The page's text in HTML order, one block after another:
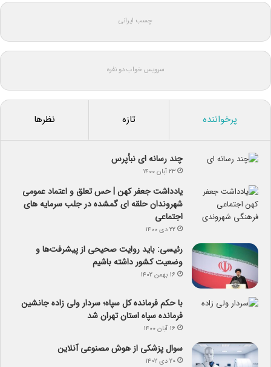
چسب ایرانی
سرویس خواب دو نفره
پرخواننده تازه نظرها
چند رسانه ای نبأپرس
۲۳ آبان ۱۴۰۰
یادداشت جعفر کهن | حس تعلق و اعتماد عمومی
شهروندان حلقه ای گمشده در جلب سرمایه های
اجتماعی
۲۲ دی ۱۴۰۰
رئیسی: باید روایت صحیحی از پیشرفت‌ها و
وضعیت کشور داشته باشیم
۱۶ بهمن ۱۴۰۲
با حکم فرمانده کل سپاه؛ سردار ولی زاده جانشین
فرمانده سپاه استان تهران شد
۱۶ آبان ۱۴۰۰
سوال پزشکی از هوش مصنوعی آنلاین
۲۰ دی ۱۴۰۲